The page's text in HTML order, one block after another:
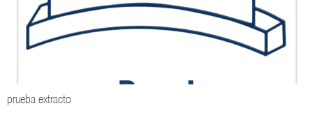
prueba extracto